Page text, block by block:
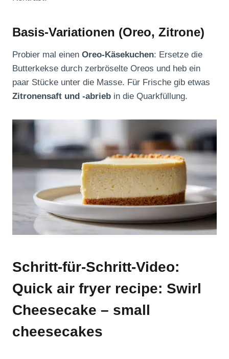
Basis-Variationen (Oreo, Zitrone)
Probier mal einen Oreo-Käsekuchen: Ersetze die
Butterkekse durch zerbröselte Oreos und heb ein
paar Stücke unter die Masse. Für Frische gib etwas
Zitronensaft und -abrieb in die Quarkfüllung.
Schritt-für-Schritt-Video:
Quick air fryer recipe: Swirl
Cheesecake – small
cheesecakes